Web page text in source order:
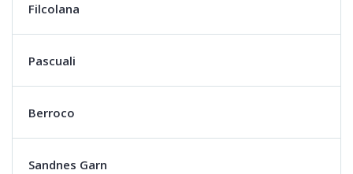
Filcolana
Pascuali
Berroco
Sandnes Garn